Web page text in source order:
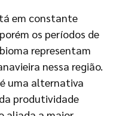
em constante
os períodos de
representam
nessa região.
uma alternativa
produtividade